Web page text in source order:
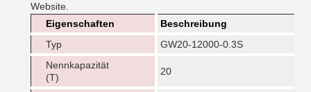
Website.
Eigenschaften
Beschreibung
Typ
GW20-12000-0.3S
Nennkapazität
(T)
20